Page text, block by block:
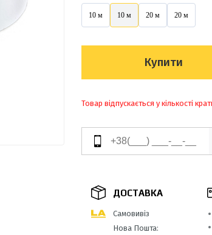
10 м 10 м 20 м 20 м
Купити
Товар відпускається у кількості
ДОСТАВКА
Самовивіз
Нова Пошта: